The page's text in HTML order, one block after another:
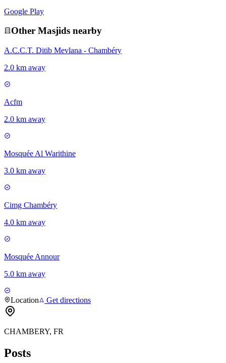
Google Play
Other Masjids nearby
A.C.C.T. Ditib Mevlana - Chambéry
2.0 km away
Acfm
2.0 km away
Mosquée Al Warithine
3.0 km away
Cimg Chambéry
4.0 km away
Mosquée Annour
5.0 km away
Location Get directions
CHAMBERY, FR
Posts